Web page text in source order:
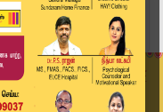
– வெளியான